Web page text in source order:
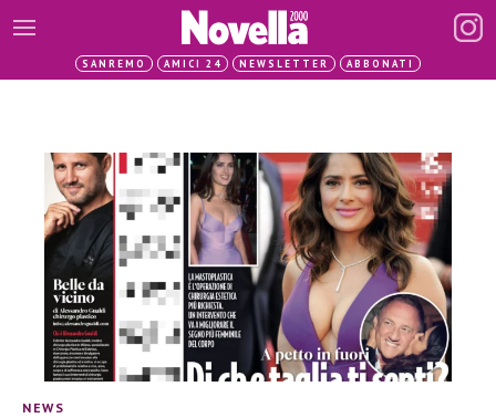
SANREMO AMICI 24 NEWSLETTER ABBONATI
NEWS